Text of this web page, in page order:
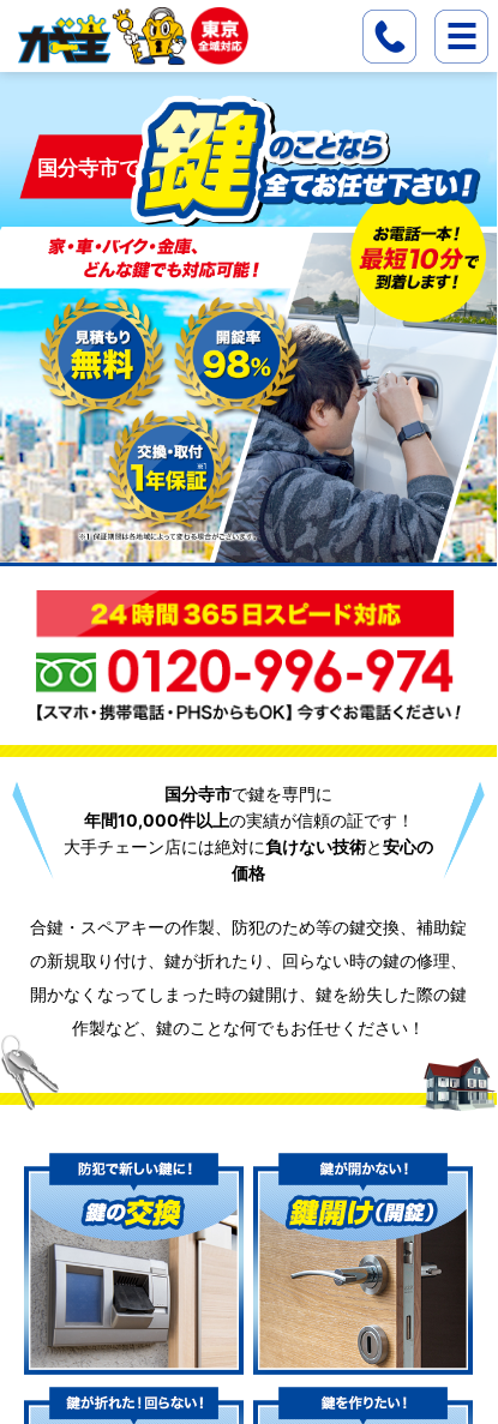
国分寺市で
国分寺市で鍵を専門に
年間10,000件以上の実績が信頼の証です！
大手チェーン店には絶対に負けない技術と安心の
価格
合鍵・スペアキーの作製、防犯のため等の鍵交換、補助錠
の新規取り付け、鍵が折れたり、回らない時の鍵の修理、
開かなくなってしまった時の鍵開け、鍵を紛失した際の鍵
作製など、鍵のことな何でもお任せください！